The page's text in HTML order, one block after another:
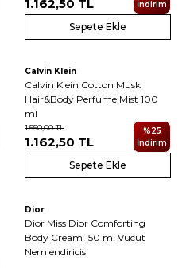
1.162,50 TL
İndirim
Sepete Ekle
Yeni
6
Calvin Klein
Calvin Klein Cotton Musk
Hair&Body Perfume Mist 100
ml
1.550,00TL
1.162,50 TL
%25
İndirim
Sepete Ekle
Yeni
Dior
Dior Miss Dior Comforting
Body Cream 150 ml Vücut
Nemlendiricisi